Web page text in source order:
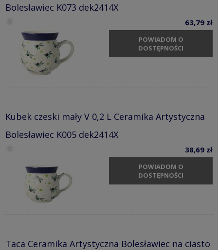
Bolesławiec K073 dek2414X
63,79 zł
POWIADOM O
DOSTĘPNOŚCI
Kubek czeski mały V 0,2 L Ceramika Artystyczna
Bolesławiec K005 dek2414X
38,69 zł
POWIADOM O
DOSTĘPNOŚCI
Taca Ceramika Artystyczna Bolesławiec na ciasto